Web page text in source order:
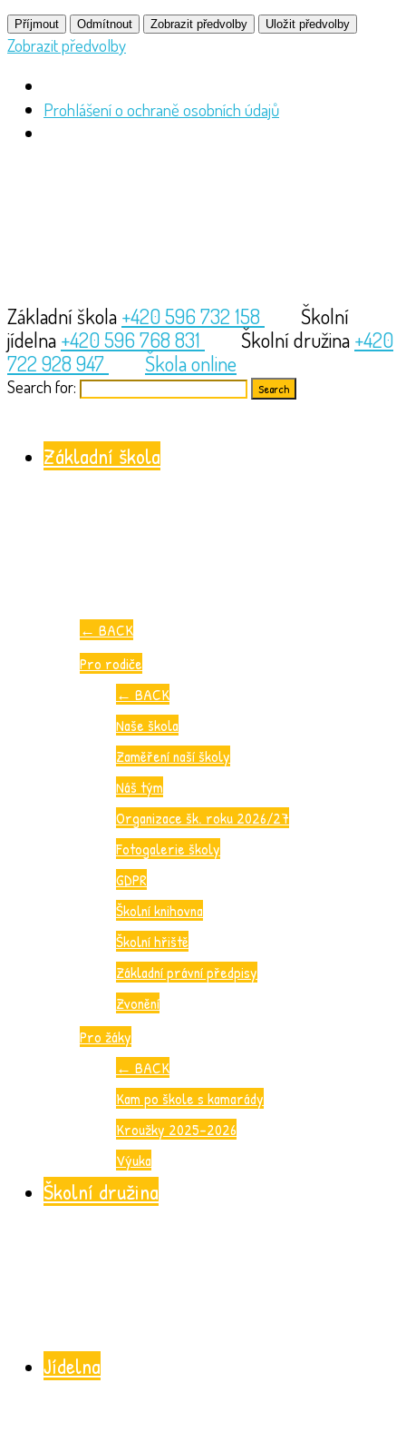
Příjmout Odmítnout Zobrazit předvolby Uložit předvolby
Zobrazit předvolby
Prohlášení o ochraně osobních údajů
Základní škola +420 596 732 158
Školní
jídelna +420 596 768 831 Školní družina +420
722 928 947
Škola online
Search for:
Základní škola
← BACK
Pro rodiče
← BACK
Naše škola
Zaměření naší školy
Náš tým
Organizace šk. roku 2026/27
Fotogalerie školy
GDPR
Školní knihovna
Školní hřiště
Základní právní předpisy
Zvonění
Pro žáky
← BACK
Kam po škole s kamarády
Kroužky 2025-2026
Výuka
Školní družina
Jídelna